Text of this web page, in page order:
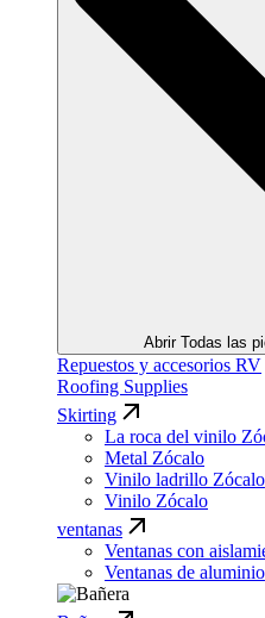
Abrir Todas las
Repuestos y accesorios RV
Roofing Supplies
Skirting
La roca del vinilo
Metal Zócalo
Vinilo ladrillo Zócalo
Vinilo Zócalo
ventanas
Ventanas con
Ventanas de aluminio